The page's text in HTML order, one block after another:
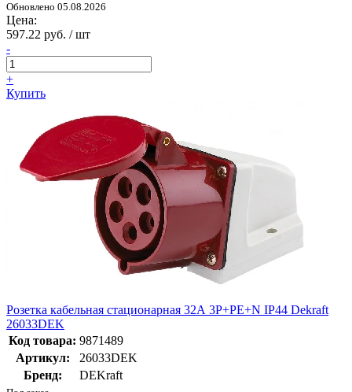
Обновлено 05.08.2026
Цена:
597.22 руб. / шт
-
+
Купить
Розетка кабельная стационарная 32А 3Р+РЕ+N IP44 Dekraft
26033DEK
Код товара: 9871489
Артикул:
26033DEK
Бренд:
DEKraft